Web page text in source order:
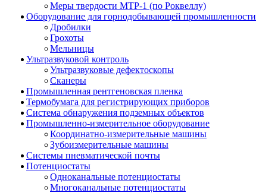
Меры твердости МТР-1 (по Роквеллу)
Оборудование для горнодобывающей промышленности
Дробилки
Грохоты
Мельницы
Ультразвуковой контроль
Ультразвуковые дефектоскопы
Сканеры
Промышленная рентгеновская пленка
Термобумага для регистрирующих приборов
Система обнаружения подземных объектов
Промышленно-измерительное оборудование
Координатно-измерительные машины
Зубоизмерительные машины
Системы пневматической почты
Потенциостаты
Одноканальные потенциостаты
Многоканальные потенциостаты